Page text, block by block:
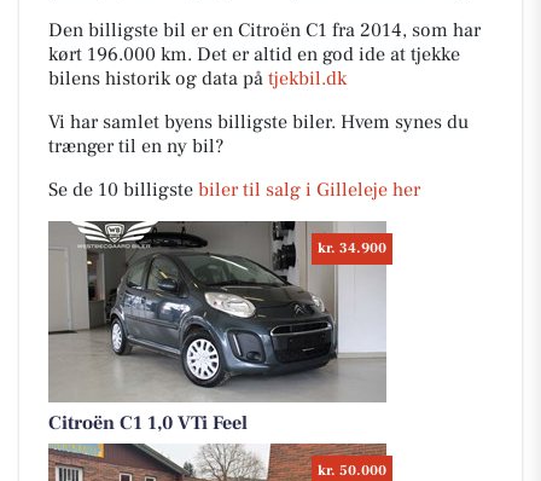
Den billigste bil er en Citroën C1 fra 2014, som har
kørt 196.000 km. Det er altid en god ide at tjekke
bilens historik og data på tjekbil.dk
Vi har samlet byens billigste biler. Hvem synes du
trænger til en ny bil?
Se de 10 billigste biler til salg i Gilleleje her
kr. 34.900
Citroën C1 1,0 VTi Feel
kr. 50.000